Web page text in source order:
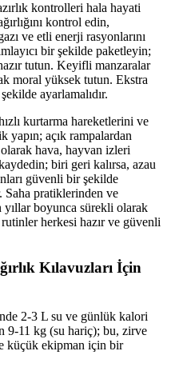
kontrolleri hala hayati
kontrol edin,
ve etli enerji rasyonlarını
bir şekilde paketleyin;
tutun. Keyifli manzaralar
moral yüksek tutun. Ekstra
ayarlamalıdır.
kurtarma hareketlerini ve
yapın; açık rampalardan
hava, hayvan izleri
biri geri kalırsa, azau
güvenli bir şekilde
Saha pratiklerinden ve
yıllar boyunca sürekli olarak
herkesi hazır ve güvenli
Kılavuzları İçin
2-3 L su ve günlük kalori
9-11 kg (su hariç); bu, zirve
küçük ekipman için bir